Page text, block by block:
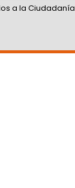
a la Ciudadanía